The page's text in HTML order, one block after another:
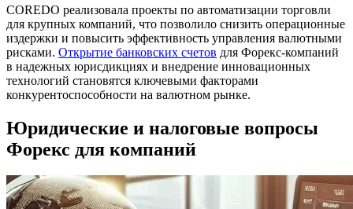
COREDO реализовала проекты по автоматизации торговли
для крупных компаний, что позволило снизить операционные
издержки и повысить эффективность управления валютными
рисками. Открытие банковских счетов для Форекс-компаний
в надежных юрисдикциях и внедрение инновационных
технологий становятся ключевыми факторами
конкурентоспособности на валютном рынке.
Юридические и налоговые вопросы
Форекс для компаний